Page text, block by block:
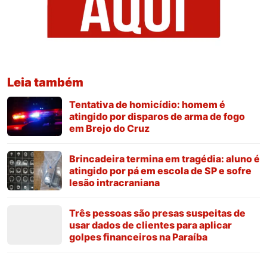
Leia também
Tentativa de homicídio: homem é
atingido por disparos de arma de fogo
em Brejo do Cruz
Brincadeira termina em tragédia: aluno é
atingido por pá em escola de SP e sofre
lesão intracraniana
Três pessoas são presas suspeitas de
usar dados de clientes para aplicar
golpes financeiros na Paraíba